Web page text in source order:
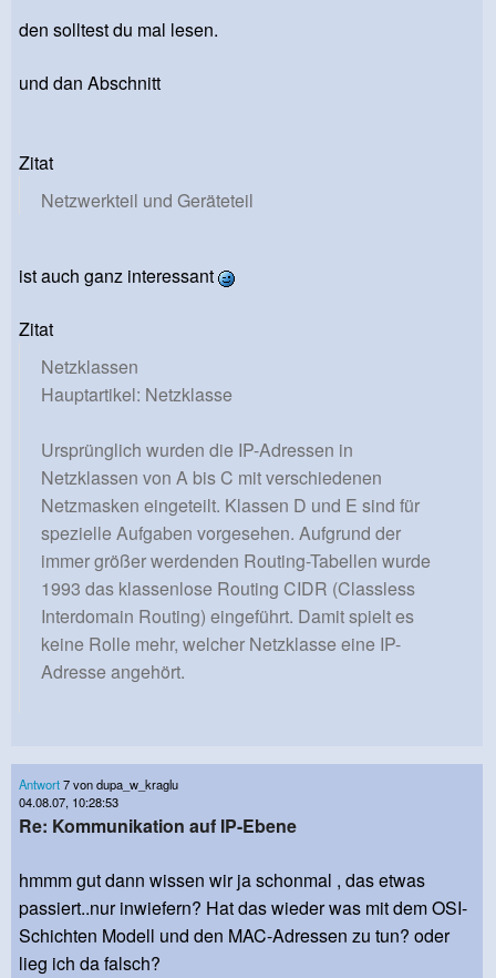
den solltest du mal lesen.
und dan Abschnitt
Zitat
Netzwerkteil und Geräteteil
ist auch ganz interessant
Zitat
Netzklassen
Hauptartikel: Netzklasse
Ursprünglich wurden die IP-Adressen in
Netzklassen von A bis C mit verschiedenen
Netzmasken eingeteilt. Klassen D und E sind für
spezielle Aufgaben vorgesehen. Aufgrund der
immer größer werdenden Routing-Tabellen wurde
1993 das klassenlose Routing CIDR (Classless
Interdomain Routing) eingeführt. Damit spielt es
keine Rolle mehr, welcher Netzklasse eine IP-
Adresse angehört.
Antwort7 von dupa_w_kraglu
04.08.07, 10:28:53
Re: Kommunikation auf IP-Ebene
hmmm gut dann wissen wir ja schonmal , das etwas
passiert..nur inwiefern? Hat das wieder was mit dem OSI-
Schichten Modell und den MAC-Adressen zu tun? oder
lieg ich da falsch?